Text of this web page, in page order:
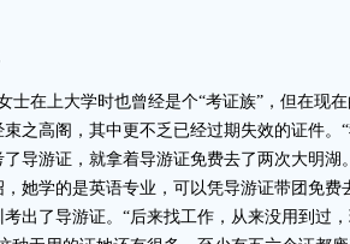
在上大学时也曾经是个“考证族”，但在现在
之高阁，其中更不乏已经过期失效的证件。“
导游证，就拿着导游证免费去了两次大明湖
她学的是英语专业，可以凭导游证带团免费
出了导游证。“后来找工作，从来没用到过